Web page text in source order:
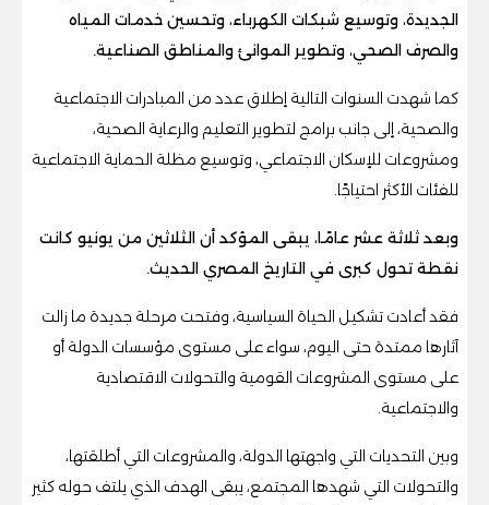
الجديدة، وتوسيع شبكات الكهرباء، وتحسين خدمات المياه
والصرف الصحي، وتطوير الموانئ والمناطق الصناعية.
كما شهدت السنوات التالية إطلاق عدد من المبادرات الاجتماعية
والصحية، إلى جانب برامج لتطوير التعليم والرعاية الصحية،
ومشروعات للإسكان الاجتماعي، وتوسيع مظلة الحماية الاجتماعية
للفئات الأكثر احتياجًا.
وبعد ثلاثة عشر عامًا، يبقى المؤكد أن الثلاثين من يونيو كانت
نقطة تحول كبرى في التاريخ المصري الحديث.
فقد أعادت تشكيل الحياة السياسية، وفتحت مرحلة جديدة ما زالت
آثارها ممتدة حتى اليوم، سواء على مستوى مؤسسات الدولة أو
على مستوى المشروعات القومية والتحولات الاقتصادية
والاجتماعية.
وبين التحديات التي واجهتها الدولة، والمشروعات التي أطلقتها،
والتحولات التي شهدها المجتمع، يبقى الهدف الذي يلتف حوله كثير